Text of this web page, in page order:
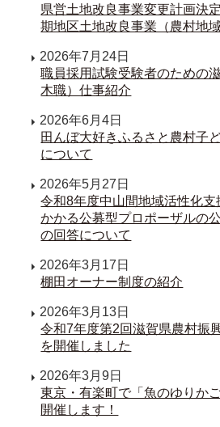
県営土地改良事業変更計画決
期地区土地改良事業（農村地
2026年7月24日
職員採用試験受験者のための
木職）仕事紹介
2026年6月4日
田んぼ大好きふるさと農村子
について
2026年5月27日
令和8年度中山間地域活性化支
かかる公募型プロポーザルの
の回答について
2026年3月17日
棚田オーナー制度の紹介
2026年3月13日
令和7年度第2回滋賀県農村振
を開催しました
2026年3月9日
東京・有楽町で「魚のゆりか
開催します！